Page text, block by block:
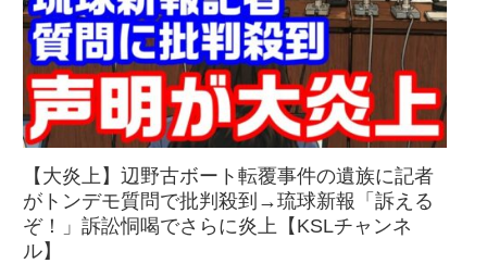
【大炎上】辺野古ボート転覆事件の遺族に記者
がトンデモ質問で批判殺到→琉球新報「訴える
ぞ！」訴訟恫喝でさらに炎上【KSLチャンネ
ル】